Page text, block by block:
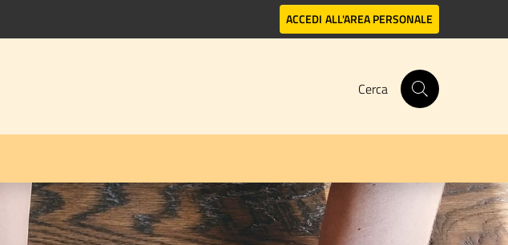
ACCEDI ALL'AREA PERSONALE
Cerca